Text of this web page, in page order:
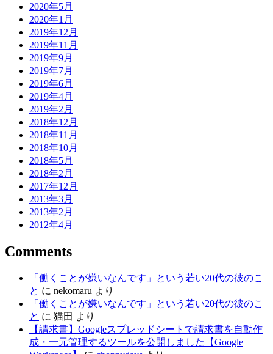
2020年5月
2020年1月
2019年12月
2019年11月
2019年9月
2019年7月
2019年6月
2019年4月
2019年2月
2018年12月
2018年11月
2018年10月
2018年5月
2018年2月
2017年12月
2013年3月
2013年2月
2012年4月
Comments
「働くことが嫌いなんです」という若い20代の彼のこ
と に nekomaru より
「働くことが嫌いなんです」という若い20代の彼のこ
と に 猫田 より
【請求書】Googleスプレッドシートで請求書を自動作
成・一元管理するツールを公開しました【Google